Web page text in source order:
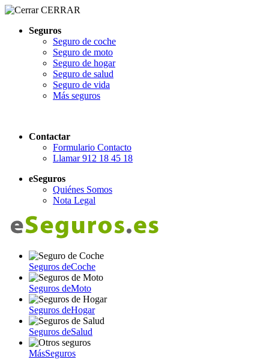
CERRAR
Seguros
Seguro de coche
Seguro de moto
Seguro de hogar
Seguro de salud
Seguro de vida
Más seguros
Contactar
Formulario Contacto
Llamar 912 18 45 18
eSeguros
Quiénes Somos
Nota Legal
Seguros deCoche
Seguros deMoto
Seguros deHogar
Seguros deSalud
MásSeguros